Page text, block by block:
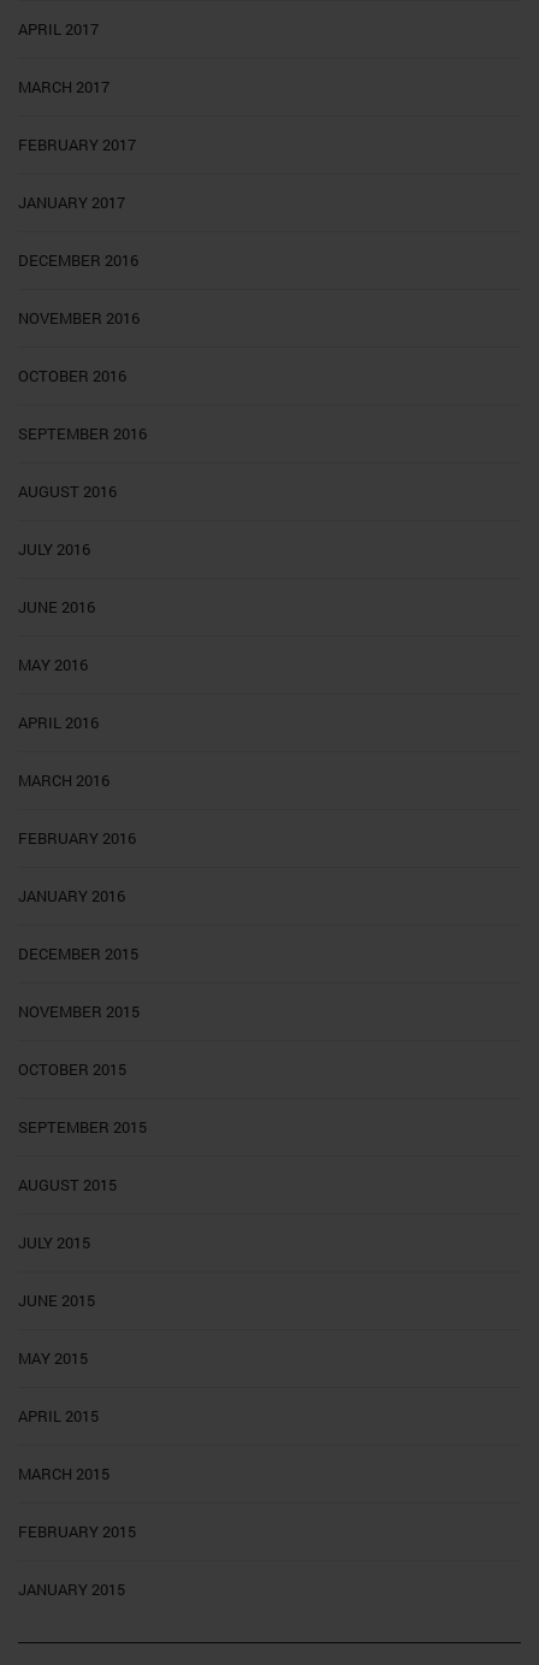
APRIL 2017
MARCH 2017
FEBRUARY 2017
JANUARY 2017
DECEMBER 2016
NOVEMBER 2016
OCTOBER 2016
SEPTEMBER 2016
AUGUST 2016
JULY 2016
JUNE 2016
MAY 2016
APRIL 2016
MARCH 2016
FEBRUARY 2016
JANUARY 2016
DECEMBER 2015
NOVEMBER 2015
OCTOBER 2015
SEPTEMBER 2015
AUGUST 2015
JULY 2015
JUNE 2015
MAY 2015
APRIL 2015
MARCH 2015
FEBRUARY 2015
JANUARY 2015